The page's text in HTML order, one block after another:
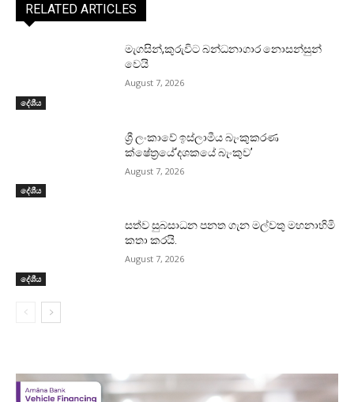
RELATED ARTICLES
දේශීය
මැගසින්,කුරුවිට බන්ධනාගාර නොසන්සුන්
වෙයි
August 7, 2026
දේශීය
ශ්‍රී ලංකාවේ ඉස්ලාමීය බැංකුකරණ
ක්ෂේත්‍රයේ‘දශකයේ බැංකුව’
August 7, 2026
දේශීය
සත්ව සුබසාධන පනත ගැන මල්වතු මහනාහිමි
කතා කරයි.
August 7, 2026